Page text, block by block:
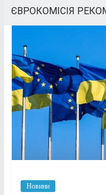
ЄВРОКОМІСІЯ
Новини